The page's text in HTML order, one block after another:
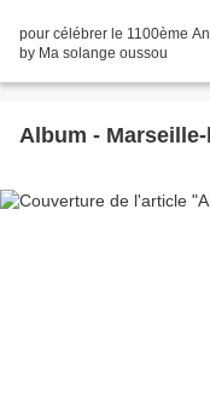
pour célébrer le 1100ème
by Ma solange oussou
Album -